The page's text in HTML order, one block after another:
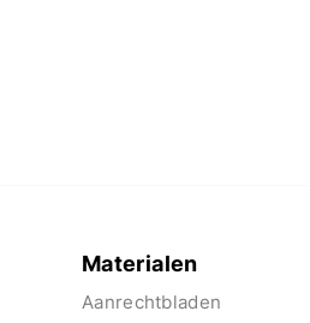
Materialen
Aanrechtbladen